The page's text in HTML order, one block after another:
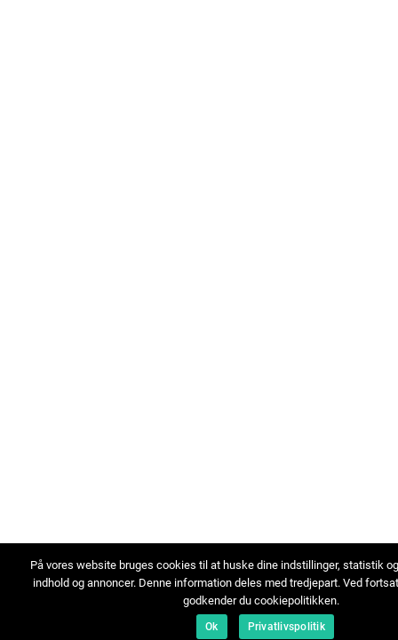
På vores website bruges cookies til at huske dine indstillinger, statistik
indhold og annoncer. Denne information deles med tredjepart. Ved
godkender du cookiepolitikken.
Ok Privatlivspolitik